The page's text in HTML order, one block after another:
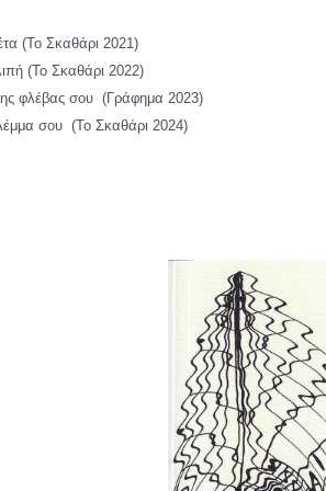
(Το Σκαθάρι 2021)
(Το Σκαθάρι 2022)
φλέβας σου (Γράφημα 2023)
σου (Το Σκαθάρι 2024)